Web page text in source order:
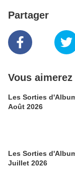
Partager
Vous
Les Sorties
Août 2026
Les Sorties
Juillet 2026